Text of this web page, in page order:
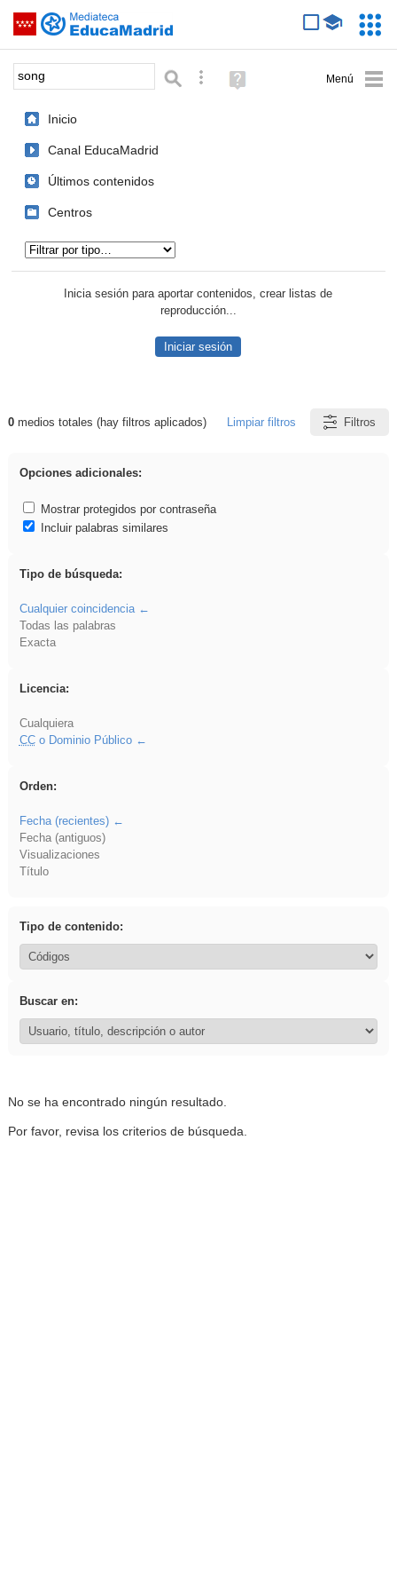
Saltar navegación
Palabra o frase: Búsqueda avanzada
Ayuda
(en
Inicio
Canal EducaMadrid
Últimos contenidos
Centros
Inicia sesión para aportar contenidos, crear listas de
reproducción...
Iniciar sesión
Resultados de: song
0medios totales (hay filtros aplicados) Limpiar filtros Filtros
Opciones adicionales:
Mostrar protegidos por contraseña
Incluir palabras similares
Tipo de búsqueda:
Cualquier coincidencia
Todas las palabras
Exacta
Licencia:
Cualquiera
CCo Dominio Público
Orden:
Fecha (recientes)
Fecha (antiguos)
Visualizaciones
Título
Tipo de contenido:
Buscar en:
No se ha encontrado ningún resultado.
Por favor, revisa los criterios de búsqueda.